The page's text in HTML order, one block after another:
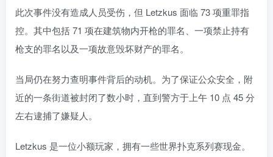
此次事件没有造成人员受伤，但 Letzkus 面临 73 项重罪指
控。其中包括 71 项在建筑物内开枪的罪名、一项禁止持有
枪支的罪名以及一项故意毁坏财产的罪名。
当局仍在努力查明事件背后的动机。为了保证公众安全，附
近的一条街道被封闭了数小时，直到警方于上午 10 点 45 分
左右逮捕了嫌疑人。
Letzkus 是一位小额玩家，拥有一些世界扑克系列赛现金。